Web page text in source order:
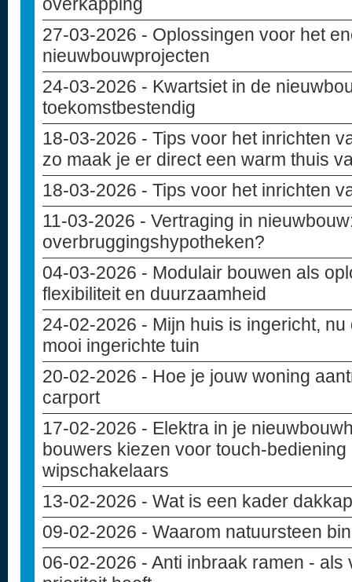
27-03-2026 - Oplossingen voor het
nieuwbouwprojecten
24-03-2026 - Kwartsiet in de
toekomstbestendig
18-03-2026 - Tips voor het inrichten
zo maak je er direct een warm thuis
18-03-2026 - Tips voor het inrichten
11-03-2026 - Vertraging in
overbruggingshypotheken?
04-03-2026 - Modulair bouwen als
flexibiliteit en duurzaamheid
24-02-2026 - Mijn huis is ingericht,
mooi ingerichte tuin
20-02-2026 - Hoe je jouw woning
carport
17-02-2026 - Elektra in je
bouwers kiezen voor touch-bediening
wipschakelaars
13-02-2026 - Wat is een kader
09-02-2026 - Waarom natuursteen
06-02-2026 - Anti inbraak ramen -